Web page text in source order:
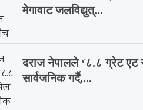
मेगावाट जलविद्युत्...
दराज नेपालले ‘८.८ ग्रेट एट
सार्वजनिक गर्दै,...